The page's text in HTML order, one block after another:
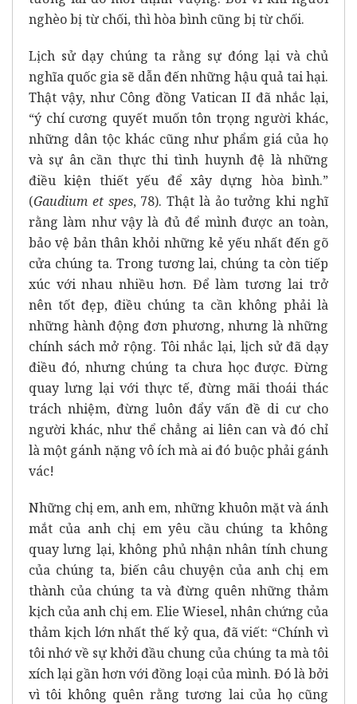
nghèo bị từ chối, thì hòa bình cũng bị từ chối.
Lịch sử dạy chúng ta rằng sự đóng lại và chủ
nghĩa quốc gia sẽ dẫn đến những hậu quả tai hại.
Thật vậy, như Công đồng Vatican II đã nhắc lại,
“ý chí cương quyết muốn tôn trọng người khác,
những dân tộc khác cũng như phẩm giá của họ
và sự ân cần thực thi tình huynh đệ là những
điều kiện thiết yếu để xây dựng hòa bình.”
(Gaudium et spes, 78). Thật là ảo tưởng khi nghĩ
rằng làm như vậy là đủ để mình được an toàn,
bảo vệ bản thân khỏi những kẻ yếu nhất đến gõ
cửa chúng ta. Trong tương lai, chúng ta còn tiếp
xúc với nhau nhiều hơn. Để làm tương lai trở
nên tốt đẹp, điều chúng ta cần không phải là
những hành động đơn phương, nhưng là những
chính sách mở rộng. Tôi nhắc lại, lịch sử đã dạy
điều đó, nhưng chúng ta chưa học được. Đừng
quay lưng lại với thực tế, đừng mãi thoái thác
trách nhiệm, đừng luôn đẩy vấn đề di cư cho
người khác, như thể chẳng ai liên can và đó chỉ
là một gánh nặng vô ích mà ai đó buộc phải gánh
vác!
Những chị em, anh em, những khuôn mặt và ánh
mắt của anh chị em yêu cầu chúng ta không
quay lưng lại, không phủ nhận nhân tính chung
của chúng ta, biến câu chuyện của anh chị em
thành của chúng ta và đừng quên những thảm
kịch của anh chị em. Elie Wiesel, nhân chứng của
thảm kịch lớn nhất thế kỷ qua, đã viết: “Chính vì
tôi nhớ về sự khởi đầu chung của chúng ta mà tôi
xích lại gần hơn với đồng loại của mình. Đó là bởi
vì tôi không quên rằng tương lai của họ cũng